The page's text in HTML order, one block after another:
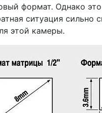
формат. Однако
ситуация сильно
этой камеры.